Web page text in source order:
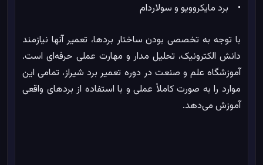
• برد مایکروویو و سولاردام
با توجه به تخصصی بودن ساختار بردها، تعمیر آنها نیازمند
دانش الکترونیک، تحلیل مدار و مهارت عملی حرفه‌ای است.
آموزشگاه علم و صنعت در دوره تعمیر برد شیراز، تمامی این
موارد را به صورت کاملاً عملی و با استفاده از بردهای واقعی
آموزش می‌دهد.